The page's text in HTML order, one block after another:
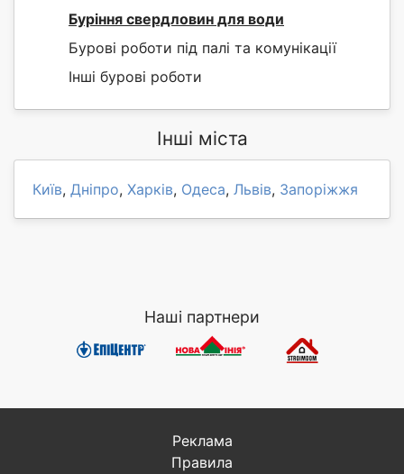
Буріння свердловин для води
Бурові роботи під палі та комунікації
Інші бурові роботи
Інші міста
Київ, Дніпро, Харків, Одеса, Львів, Запоріжжя
Наші партнери
Реклама
Правила